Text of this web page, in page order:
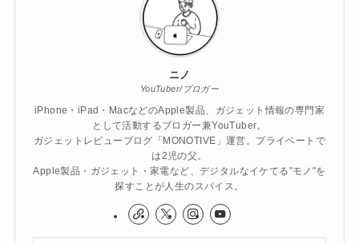
ニノ
YouTuber/ブロガー
iPhone・iPad・MacなどのApple製品、ガジェット情報の専門家
として活動するブロガー兼YouTuber。
ガジェットレビューブログ「MONOTIVE」運営。プライベートで
は2児の父。
Apple製品・ガジェット・家電など、デジタルなイケてる"モノ"を
探すことが人生のスパイス。